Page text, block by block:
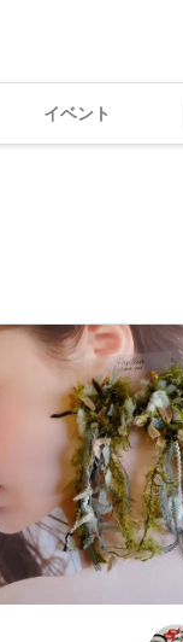
イベント